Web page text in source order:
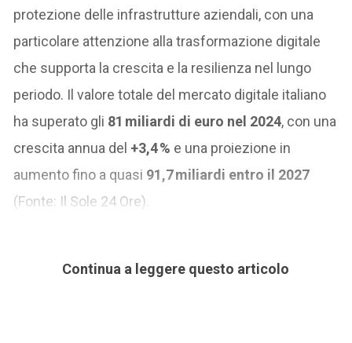
protezione delle infrastrutture aziendali, con una
particolare attenzione alla trasformazione digitale
che supporta la crescita e la resilienza nel lungo
periodo. Il valore totale del mercato digitale italiano
ha superato gli 81 miliardi di euro nel 2024, con una
crescita annua del +3,4 % e una proiezione in
aumento fino a quasi 91,7 miliardi entro il 2027
(Fonte: Il Sole 24 Ore).
Continua a leggere questo articolo